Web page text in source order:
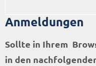
Anmeldungen
Sollte in Ihrem
in den